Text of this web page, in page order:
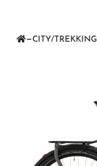
—CITY/TREKKING